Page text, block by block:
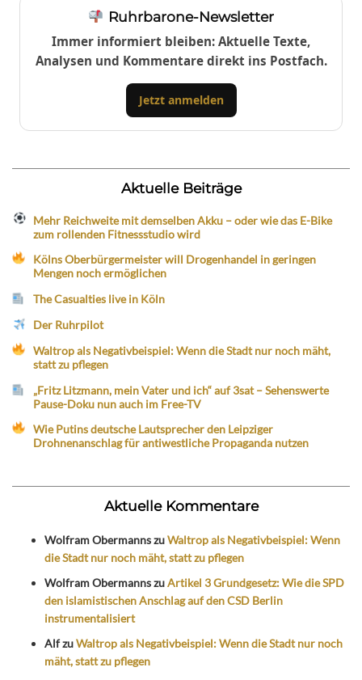
Ruhrbarone-Newsletter
Immer informiert bleiben: Aktuelle Texte,
Analysen und Kommentare direkt ins Postfach.
Jetzt anmelden
Aktuelle Beiträge
Mehr Reichweite mit demselben Akku – oder wie das E-Bike
zum rollenden Fitnessstudio wird
Kölns Oberbürgermeister will Drogenhandel in geringen
Mengen noch ermöglichen
The Casualties live in Köln
Der Ruhrpilot
Waltrop als Negativbeispiel: Wenn die Stadt nur noch mäht,
statt zu pflegen
„Fritz Litzmann, mein Vater und ich“ auf 3sat – Sehenswerte
Pause-Doku nun auch im Free-TV
Wie Putins deutsche Lautsprecher den Leipziger
Drohnenanschlag für antiwestliche Propaganda nutzen
Aktuelle Kommentare
Wolfram ObermannszuWaltrop als Negativbeispiel: Wenn
die Stadt nur noch mäht, statt zu pflegen
Wolfram ObermannszuArtikel 3 Grundgesetz: Wie die SPD
den islamistischen Anschlag auf den CSD Berlin
instrumentalisiert
AlfzuWaltrop als Negativbeispiel: Wenn die Stadt nur noch
mäht, statt zu pflegen